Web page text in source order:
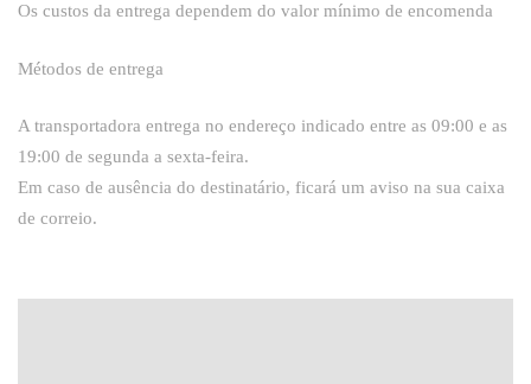
Os custos da entrega dependem do valor mínimo de encomenda
Métodos de entrega
A transportadora entrega no endereço indicado entre as 09:00 e as
19:00 de segunda a sexta-feira.
Em caso de ausência do destinatário, ficará um aviso na sua caixa
de correio.